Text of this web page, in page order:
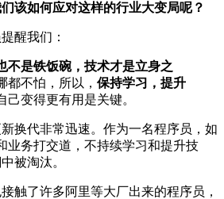
该如何应对这样的行业大变局呢？
醒我们：
不是铁饭碗，技术才是立身之
都不怕，所以， 保持学习，提升
己变得更有用是关键。
换代非常迅速。作为一名程序员，如
业务打交道，不持续学习和提升技
被淘汰。
接触了许多阿里等大厂出来的程序员，